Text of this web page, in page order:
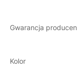
Gwarancja
Kolor